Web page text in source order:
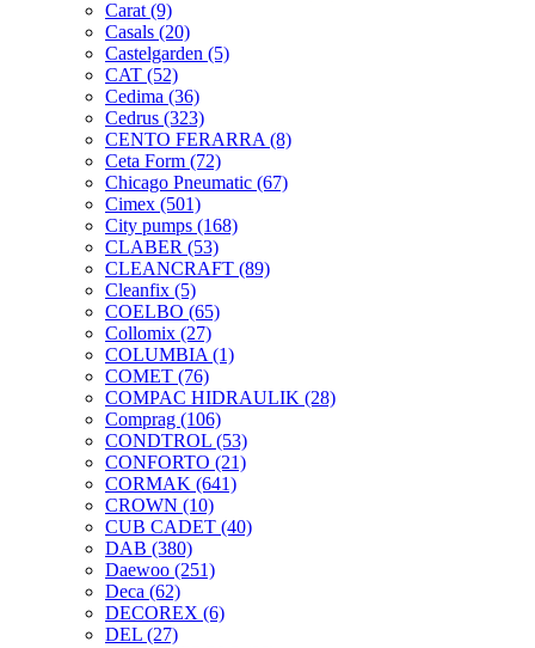
Carat (9)
Casals (20)
Castelgarden (5)
CAT (52)
Cedima (36)
Cedrus (323)
CENTO FERARRA (8)
Ceta Form (72)
Chicago Pneumatic (67)
Cimex (501)
City pumps (168)
CLABER (53)
CLEANCRAFT (89)
Cleanfix (5)
COELBO (65)
Collomix (27)
COLUMBIA (1)
COMET (76)
COMPAC HIDRAULIK (28)
Comprag (106)
CONDTROL (53)
CONFORTO (21)
CORMAK (641)
CROWN (10)
CUB CADET (40)
DAB (380)
Daewoo (251)
Deca (62)
DECOREX (6)
DEL (27)